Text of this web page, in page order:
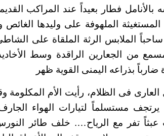
فطار بعيداً عند المراكب
الملهوفة على وليدها
ساحباً الملابس الرثة الملقاة على
من الجعارين الراقدة وسط
ضارباً بذراعه اليمنى القوية ظهر
فى الظلام، رأيت الأم المكلومة
يرتجف مستسلماً لتيارات الهواء
عبثاً تفر مع الرياح…. خلف طائر